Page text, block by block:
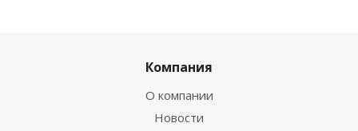
Компания
О компании
Новости